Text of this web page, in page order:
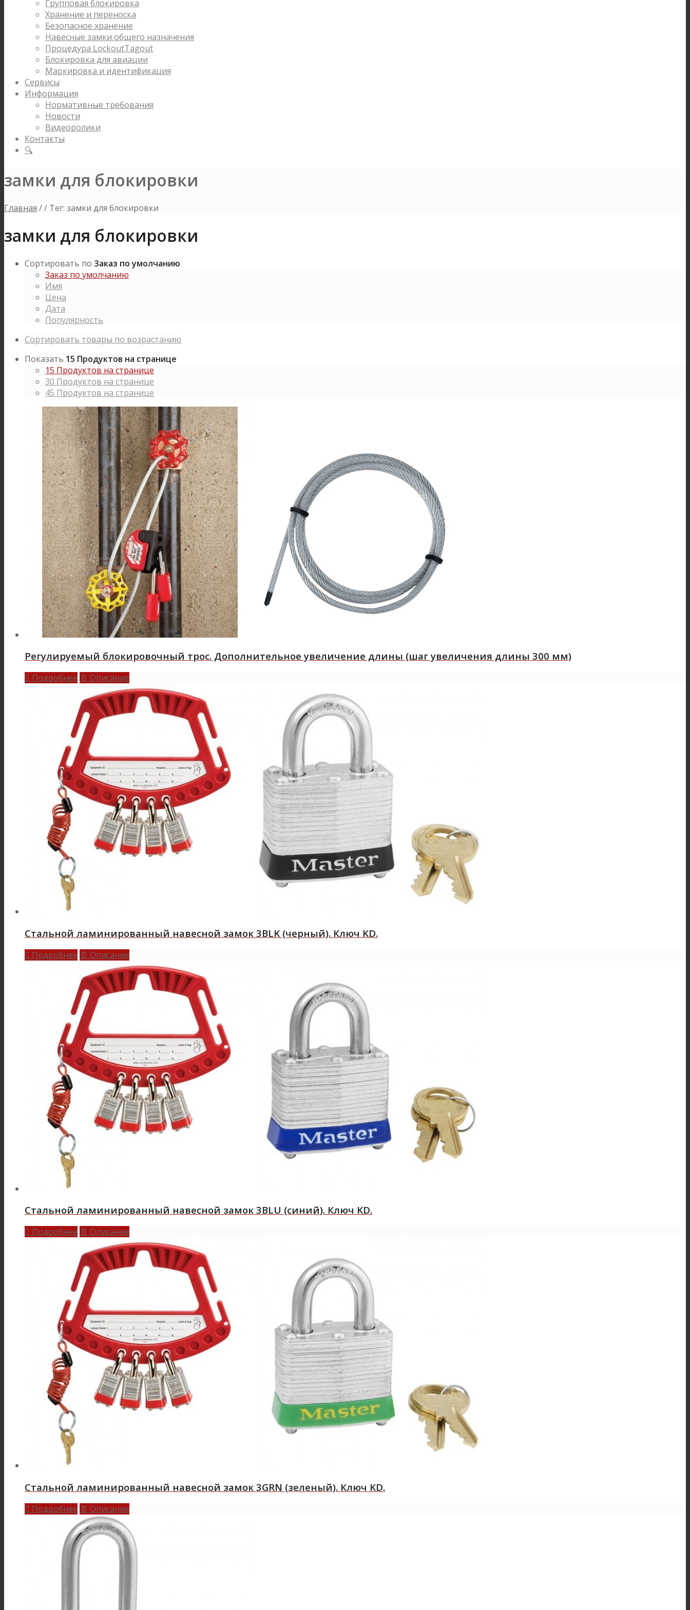
Групповая блокировка
Хранение и переноска
Безопасное хранение
Навесные замки общего назначения
Процедура LockoutTagout
Блокировка для авиации
Маркировка и идентификация
Сервисы
Информация
Нормативные требования
Новости
Видеоролики
Контакты
🔍
замки для блокировки
Главная // Тег: замки для блокировки
замки для блокировки
Сортировать по Заказ по умолчанию
Заказ по умолчанию
Имя
Цена
Дата
Популярность
Сортировать товары по возрастанию
Показать 15 Продуктов на странице
15 Продуктов на странице
30 Продуктов на странице
45 Продуктов на странице
Регулируемый блокировочный трос. Дополнительное увеличение длины (шаг увеличения длины 300 мм)
 Подробнее 📄 Описание
Стальной ламинированный навесной замок 3BLK (черный). Ключ KD.
 Подробнее 📄 Описание
Стальной ламинированный навесной замок 3BLU (синий). Ключ KD.
 Подробнее 📄 Описание
Стальной ламинированный навесной замок 3GRN (зеленый). Ключ KD.
 Подробнее 📄 Описание